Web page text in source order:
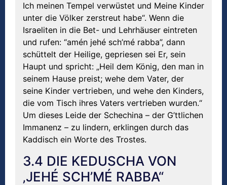
Ich meinen Tempel verwüstet und Meine Kinder
unter die Völker zerstreut habe“. Wenn die
Israeliten in die Bet- und Lehrhäuser eintreten
und rufen: “amén jehé sch’mé rabba”, dann
schüttelt der Heilige, gepriesen sei Er, sein
Haupt und spricht: „Heil dem König, den man in
seinem Hause preist; wehe dem Vater, der
seine Kinder vertrieben, und wehe den Kinders,
die vom Tisch ihres Vaters vertrieben wurden.“
Um dieses Leide der Schechina – der G’ttlichen
Immanenz – zu lindern, erklingen durch das
Kaddisch ein Worte des Trostes.
3.4 DIE KEDUSCHA VON
‚JEHÉ SCH’MÉ RABBA“